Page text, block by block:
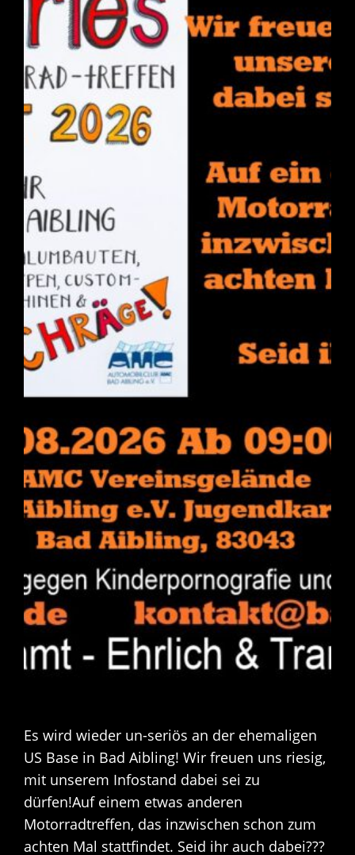
Es wird wieder un-seriös an der ehemaligen
US Base in Bad Aibling! Wir freuen uns riesig,
mit unserem Infostand dabei sei zu
dürfen!Auf einem etwas anderen
Motorradtreffen, das inzwischen schon zum
achten Mal stattfindet. Seid ihr auch dabei???